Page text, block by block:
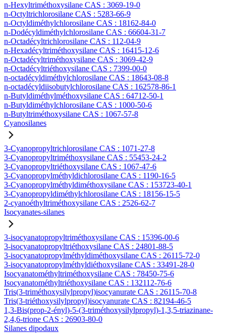
n-Hexyltriméthoxysilane CAS : 3069-19-0
n-Octyltrichlorosilane CAS : 5283-66-9
n-Octyldiméthylchlorosilane CAS : 18162-84-0
n-Dodécyldiméthylchlorosilane CAS : 66604-31-7
n-Octadécyltrichlorosilane CAS : 112-04-9
n-Hexadécyltriméthoxysilane CAS : 16415-12-6
n-Octadécyltriméthoxysilane CAS : 3069-42-9
n-Octadécyltriéthoxysilane CAS : 7399-00-0
n-octadécyldiméthylchlorosilane CAS : 18643-08-8
n-octadécyldiisobutylchlorosilane CAS : 162578-86-1
n-Butyldiméthylméthoxysilane CAS : 64712-50-1
n-Butyldiméthylchlorosilane CAS : 1000-50-6
n-Butyltriméthoxysilane CAS : 1067-57-8
Cyanosilanes
3-Cyanopropyltrichlorosilane CAS : 1071-27-8
3-Cyanopropyltriméthoxysilane CAS : 55453-24-2
3-Cyanopropyltriéthoxysilane CAS : 1067-47-6
3-Cyanopropylméthyldichlorosilane CAS : 1190-16-5
3-Cyanopropylméthyldiméthoxysilane CAS : 153723-40-1
3-Cyanopropyldiméthylchlorosilane CAS : 18156-15-5
2-cyanoéthyltriméthoxysilane CAS : 2526-62-7
Isocyanates-silanes
3-isocyanatopropyltriméthoxysilane CAS : 15396-00-6
3-isocyanatopropyltriéthoxysilane CAS : 24801-88-5
3-isocyanatopropylméthyldiméthoxysilane CAS : 26115-72-0
3-isocyanatopropylméthyldiéthoxysilane CAS : 33491-28-0
Isocyanatométhyltriméthoxysilane CAS : 78450-75-6
Isocyanatométhyltriéthoxysilane CAS : 132112-76-6
Tris(3-triméthoxysilylpropyl)isocyanurate CAS : 26115-70-8
Tris(3-triéthoxysilylpropyl)isocyanurate CAS : 82194-46-5
1,3-Bis(prop-2-ényl)-5-(3-triméthoxysilylpropyl)-1,3,5-triazinane-
2,4,6-trione CAS : 26903-80-0
Silanes dipodaux